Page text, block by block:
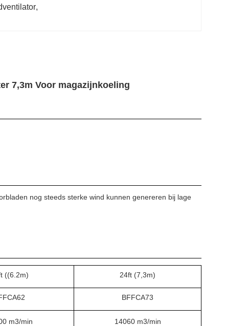
,
7,3m Voor magazijnkoeling
nog steeds sterke wind kunnen genereren bij lage
((6.2m) 24ft (7,3m)
BFFCA73
m3/min 14060 m3/min